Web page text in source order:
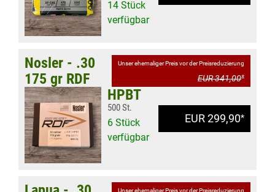
14 Stück
verfügbar
Unser ehemaliger Preis vor der Preisreduzierung
EUR 341,00*
EUR 299,90*
Nosler - .30
175 gr RDF
HPBT
500 St.
6 Stück
verfügbar
Unser ehemaliger Preis vor der Preisreduzierung